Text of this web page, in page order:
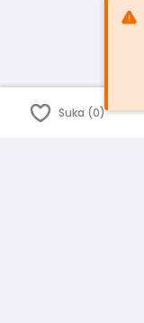
Suka (0)